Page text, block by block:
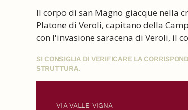
Il corpo di san Magno giacque nella
Platone di Veroli, capitano della
con l'invasione saracena di Veroli, il
SI CONSIGLIA DI VERIFICARE LA
STRUTTURA.
VIA VALLE VIGNA